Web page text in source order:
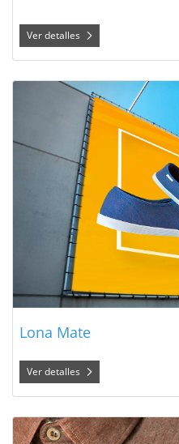
Ver detalles
Lona Mate
Ver detalles
Ver detalles Lona Mate
Ver detalles Pines Publicitarios